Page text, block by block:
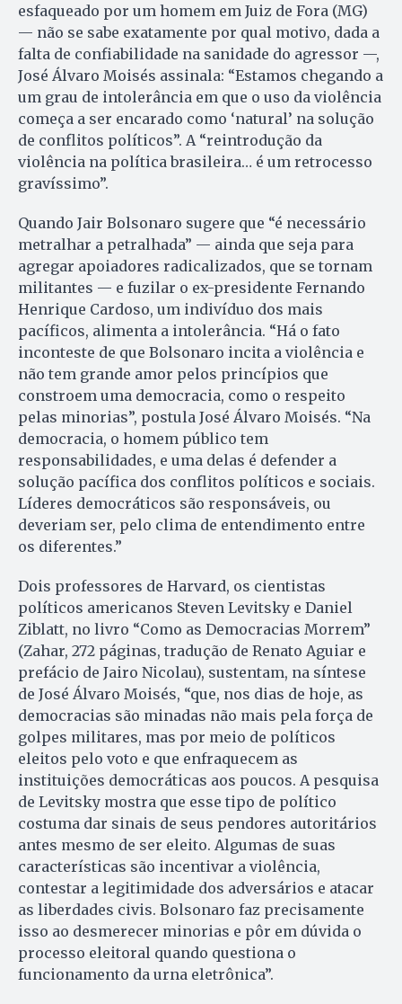
esfaqueado por um homem em Juiz de Fora (MG)
— não se sabe exatamente por qual motivo, dada a
falta de confiabilidade na sanidade do agressor —,
José Álvaro Moisés assinala: “Estamos chegando a
um grau de intolerância em que o uso da violência
começa a ser encarado como ‘natural’ na solução
de conflitos políticos”. A “reintrodução da
violência na política brasileira… é um retrocesso
gravíssimo”.
Quando Jair Bolsonaro sugere que “é necessário
metralhar a petralhada” — ainda que seja para
agregar apoiadores radicalizados, que se tornam
militantes — e fuzilar o ex-presidente Fernando
Henrique Cardoso, um indivíduo dos mais
pacíficos, alimenta a intolerância. “Há o fato
inconteste de que Bolsonaro incita a violência e
não tem grande amor pelos princípios que
constroem uma democracia, como o respeito
pelas minorias”, postula José Álvaro Moisés. “Na
democracia, o homem público tem
responsabilidades, e uma delas é defender a
solução pacífica dos conflitos políticos e sociais.
Líderes democráticos são responsáveis, ou
deveriam ser, pelo clima de entendimento entre
os diferentes.”
Dois professores de Harvard, os cientistas
políticos americanos Steven Levitsky e Daniel
Ziblatt, no livro “Como as Democracias Morrem”
(Zahar, 272 páginas, tradução de Renato Aguiar e
prefácio de Jairo Nicolau), sustentam, na síntese
de José Álvaro Moisés, “que, nos dias de hoje, as
democracias são minadas não mais pela força de
golpes militares, mas por meio de políticos
eleitos pelo voto e que enfraquecem as
instituições democráticas aos poucos. A pesquisa
de Levitsky mostra que esse tipo de político
costuma dar sinais de seus pendores autoritários
antes mesmo de ser eleito. Algumas de suas
características são incentivar a violência,
contestar a legitimidade dos adversários e atacar
as liberdades civis. Bolsonaro faz precisamente
isso ao desmerecer minorias e pôr em dúvida o
processo eleitoral quando questiona o
funcionamento da urna eletrônica”.